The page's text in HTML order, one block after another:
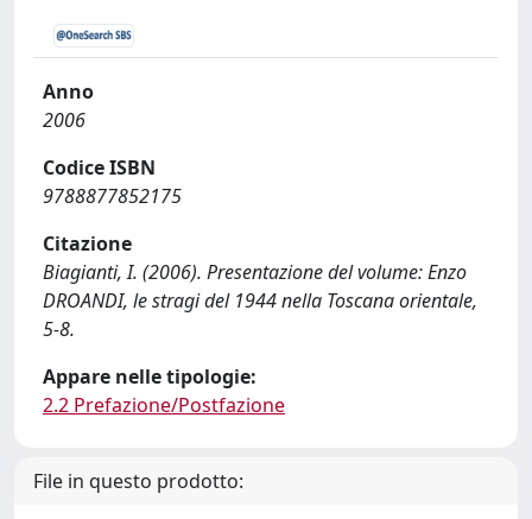
Anno
2006
Codice ISBN
9788877852175
Citazione
Biagianti, I. (2006). Presentazione del volume: Enzo
DROANDI, le stragi del 1944 nella Toscana orientale,
5-8.
Appare nelle tipologie:
2.2 Prefazione/Postfazione
File in questo prodotto: